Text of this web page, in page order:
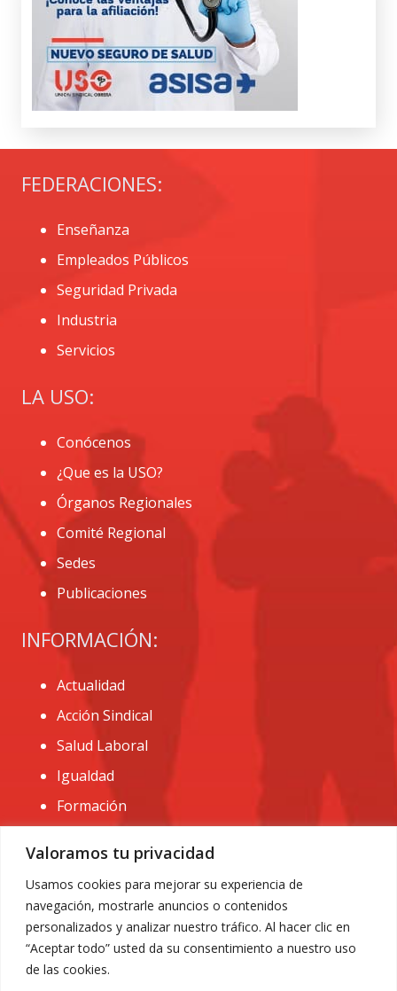
Valoramos tu privacidad
Usamos cookies para mejorar su experiencia de
navegación, mostrarle anuncios o contenidos
personalizados y analizar nuestro tráfico. Al hacer clic en
“Aceptar todo” usted da su consentimiento a nuestro uso
de las cookies.
FEDERACIONES:
Enseñanza
Empleados Públicos
Seguridad Privada
Industria
Servicios
LA USO:
Conócenos
¿Que es la USO?
Órganos Regionales
Comité Regional
Sedes
Publicaciones
INFORMACIÓN:
Actualidad
Acción Sindical
Salud Laboral
Igualdad
Formación
CONTACTO:
administracion@usomurcia.org
968 25 01 20
C/ Huerto de las bombas nº6. 30009 Murcia